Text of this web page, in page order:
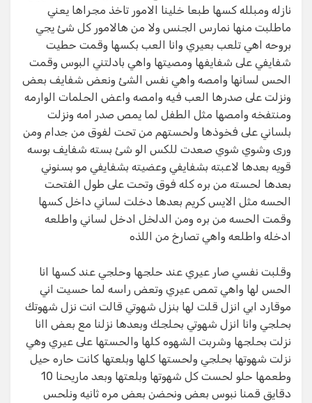
نازله ومبلله كسها طبعا خلينا الامور تاخذ مجراها يعني
ماطلبت منها نمارس الجنس ولا من هالامور كل شئ يجي
بروحه اهي تلعب بعيري وانا العب بكسها وقمت حطيت
شفايفي على شفايفها ومصيتها واهي بادلتني البوس وقمت
الحس لسانها وامصه واهي نفس الشئ ونعض شفايف بعض
ونزلت على صدرها العب فيه وامصه واعض الحلمات الوارمه
ومنتفخه وامصها مثل الطفل لما يمص صدر امه ونزلت
بلساني على فخوذها ولحستهم من تحت لفوق من جدام ومن
ورى وشوي شوي صعدت للكس الو شئ بسته شفايف بوسه
قويه بعدها لاعبته بشفايفي وعضيته بشفايفي مو بسنوني
بعدها لحسته من بره كله فوق وتحت على طول الفتحت
الحسه مثل الايس كريم بعدها دخلت لساني داخل كسها
وقمت الحسه من بره ومن الدلخل ادخل لساني واطلعه
ادخله واطلعه واهي تصارخ من اللذه
وقلبت نفسي صار عيري عند حلجها وحلجي عند كسها انا
الحس لها واهي تمص عيري وتعض راسه لما حسيت اني
موقارد ابي انزل قلت لها بنزل شهوتي قالت انت نزل شهوتك
بحلجي وانا انزل شهوتي بحلجك وبعدها نزلنا مع بعض اانا
نزلت بحلجها وشربت الشهوه كلها والحستها على عيري وهي
نزلت شهوتها بحلجي ولحستها كلها وبلعتها كانت حاره حيل
وطعمها حلو لحست كل شهوتها وبلعتها وبعد ماريحنا 10
دقايق قمنا نبوس بعض ونحضن بعض مره ثانيه ونلحس